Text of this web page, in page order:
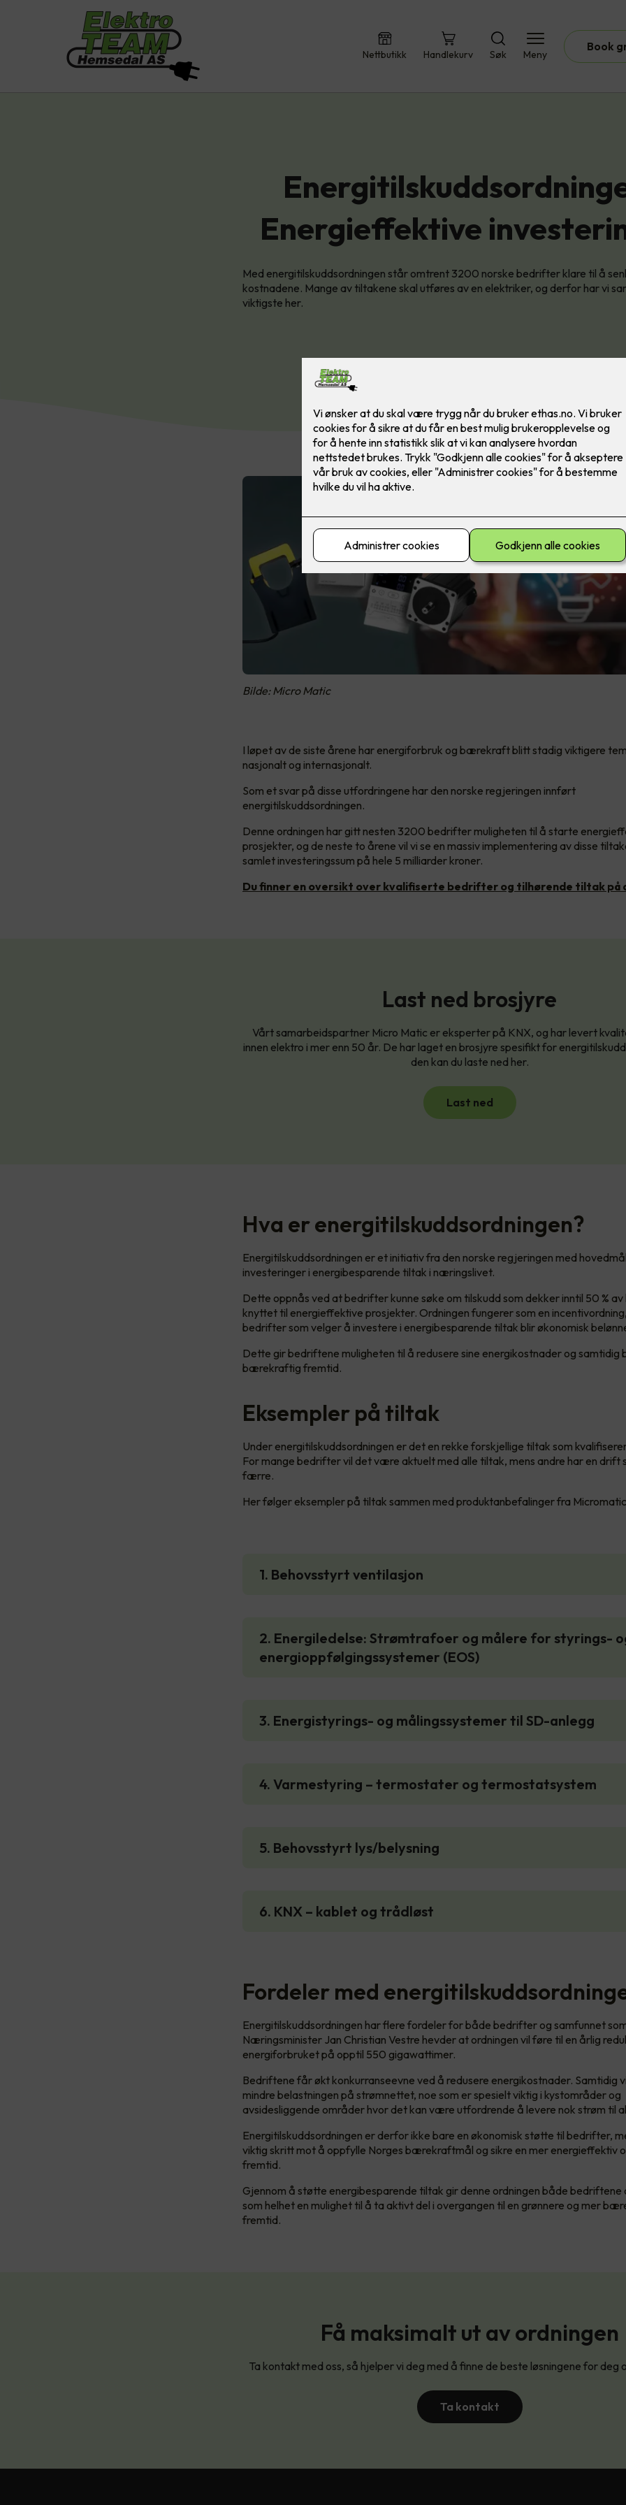
Nettbutikk Handlekurv Søk Meny
Book
Energieffektive
Med energitilskuddsordningen står omtrent 3200 norske bedrifter klare til å
kostnadene. Mange av tiltakene skal utføres av en elektriker, og derfor har vi
viktigste her.
Bilde: Micro Matic
I løpet av de siste årene har energiforbruk og bærekraft blitt stadig viktigere
nasjonalt og internasjonalt.
Som et svar på disse utfordringene har den norske regjeringen innført
energitilskuddsordningen.
Denne ordningen har gitt nesten 3200 bedrifter muligheten til å starte
prosjekter, og de neste to årene vil vi se en massiv implementering av disse
samlet investeringssum på hele 5 milliarder kroner.
Du finner en oversikt over kvalifiserte bedrifter og tilhørende tiltak på
Last ned brosjyre
Vårt samarbeidspartner Micro Matic er eksperter på KNX, og har levert
innen elektro i mer enn 50 år. De har laget en brosjyre spesifikt for
den kan du laste ned her.
Last ned
Hva er energitilskuddsordningen?
Energitilskuddsordningen er et initiativ fra den norske regjeringen med
investeringer i energibesparende tiltak i næringslivet.
Dette oppnås ved at bedrifter kunne søke om tilskudd som dekker inntil 50 %
knyttet til energieffektive prosjekter. Ordningen fungerer som en
bedrifter som velger å investere i energibesparende tiltak blir økonomisk
Dette gir bedriftene muligheten til å redusere sine energikostnader og samtidig
bærekraftig fremtid.
Eksempler på tiltak
Under energitilskuddsordningen er det en rekke forskjellige tiltak som
For mange bedrifter vil det være aktuelt med alle tiltak, mens andre har en drift
færre.
Her følger eksempler på tiltak sammen med produktanbefalinger fra
1. Behovsstyrt ventilasjon
2. Energiledelse: Strømtrafoer og målere for styrings-
energioppfølgingssystemer (EOS)
3. Energistyrings- og målingssystemer til SD-anlegg
4. Varmestyring – termostater og termostatsystem
5. Behovsstyrt lys/belysning
6. KNX – kablet og trådløst
Fordeler med
Energitilskuddsordningen har flere fordeler for både bedrifter og samfunnet
Næringsminister Jan Christian Vestre hevder at ordningen vil føre til en årlig
energiforbruket på opptil 550 gigawattimer.
Bedriftene får økt konkurranseevne ved å redusere energikostnader. Samtidig
mindre belastningen på strømnettet, noe som er spesielt viktig i kystområder og
avsidesliggende områder hvor det kan være utfordrende å levere nok strøm til
Energitilskuddsordningen er derfor ikke bare en økonomisk støtte til bedrifter,
viktig skritt mot å oppfylle Norges bærekraftmål og sikre en mer energieffektiv
fremtid.
Gjennom å støtte energibesparende tiltak gir denne ordningen både bedriftene
som helhet en mulighet til å ta aktivt del i overgangen til en grønnere og mer
fremtid.
Få maksimalt ut av ordningen
Ta kontakt med oss, så hjelper vi deg med å finne de beste løsningene for deg
Ta kontakt